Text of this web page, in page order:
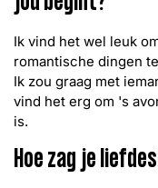
Ik vind het wel leuk
romantische dingen
Ik zou graag met
vind het erg om 's
is.
Hoe zag je